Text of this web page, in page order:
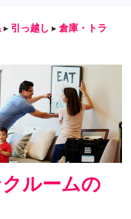
▸ 引っ越し ▸ 倉庫・トラ
ルームの